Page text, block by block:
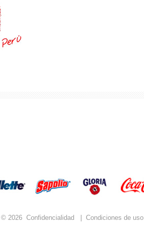
2026 Confidencialidad Condiciones de uso